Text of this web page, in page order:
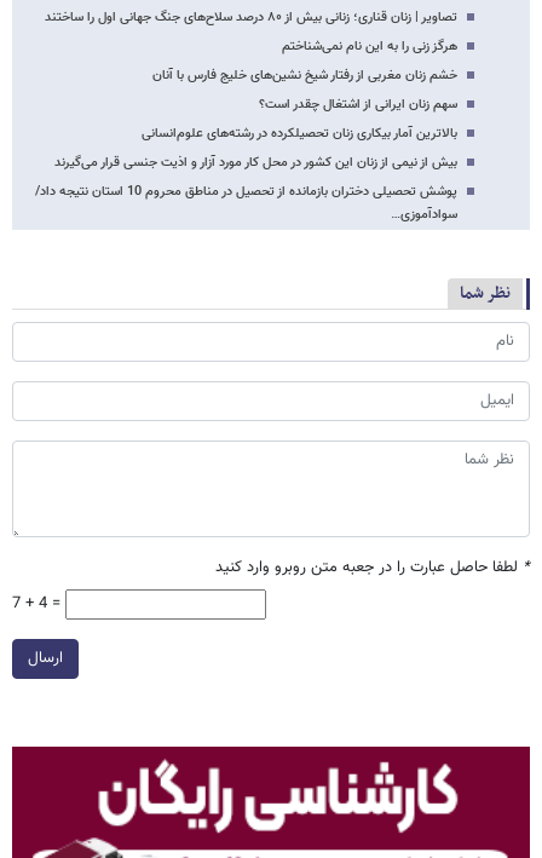
تصاویر | زنان قناری؛ زنانی بیش از ۸۰ درصد سلاح‌های جنگ جهانی اول را ساختند
هرگز زنی را به این نام نمی‌شناختم
خشم زنان مغربی از رفتار شیخ نشین‌های خلیج فارس با آنان
سهم زنان ایرانی از اشتغال چقدر است؟
بالاترین آمار بیکاری زنان تحصیلکرده در رشته‌های علوم‌انسانی
بیش از نیمی از زنان این کشور در محل کار مورد آزار و اذیت جنسی قرار می‌گیرند
پوشش تحصیلی دختران بازمانده از تحصیل در مناطق محروم 10 استان نتیجه داد/
سوادآموزی…
نظر شما
* لطفا حاصل عبارت را در جعبه متن روبرو وارد کنید
7 + 4 =
ارسال